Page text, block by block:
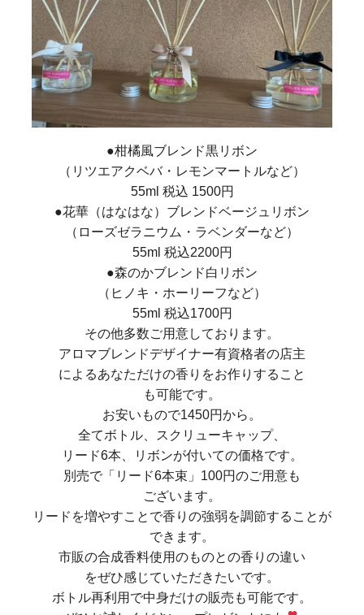
●柑橘風ブレンド黒リボン
（リツエアクベバ・レモンマートルなど）
55ml 税込 1500円
●花華（はなはな）ブレンドベージュリボン
（ローズゼラニウム・ラベンダーなど）
55ml 税込2200円
●森のかブレンド白リボン
（ヒノキ・ホーリーフなど）
55ml 税込1700円
その他多数ご用意しております。
アロマブレンドデザイナー有資格者の店主
によるあなただけの香りをお作りすること
も可能です。
お安いもので1450円から。
全てボトル、スクリューキャップ、
リード6本、リボンが付いての価格です。
別売で「リード6本束」100円のご用意も
ございます。
リードを増やすことで香りの強弱を調節することが
できます。
市販の合成香料使用のものとの香りの違い
をぜひ感じていただきたいです。
ボトル再利用で中身だけの販売も可能です。